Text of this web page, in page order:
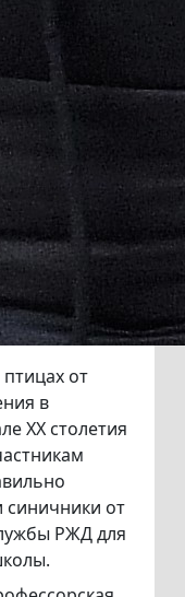
от
в
XX столетия
синичники от
РЖД для